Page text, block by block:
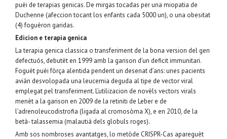
puèi de terapias genicas. De mirgas tocadas per una miopatia de
Duchenne (afeccion tocant los enfants cada 5000 un), o una obesitat
(4) foguèron garidas.
Edicion e terapia genica
La terapia genica classica o transferiment de la bona version del gen
defectuós, debutèt en 1999 amb la garison d’un deficit immunitari.
Foguèt puèi fòrça alentida pendent un desenat d’ans: unes pacients
avián desvolopada una leucemia deguda al tipe de vector viral
emplegat pel transferiment. L’utilizacion de novèls vectors virals
menèt a la garison en 2009 de la retiniti de Leber e de
l’adrenoleucodistrofia (ligada al cromosòma X), e en 2010, de la
betà- talassemia (malautiá dels globuls roges).
Amb sos nombroses avantatges, lo metòde CRISPR-Cas apareguèt